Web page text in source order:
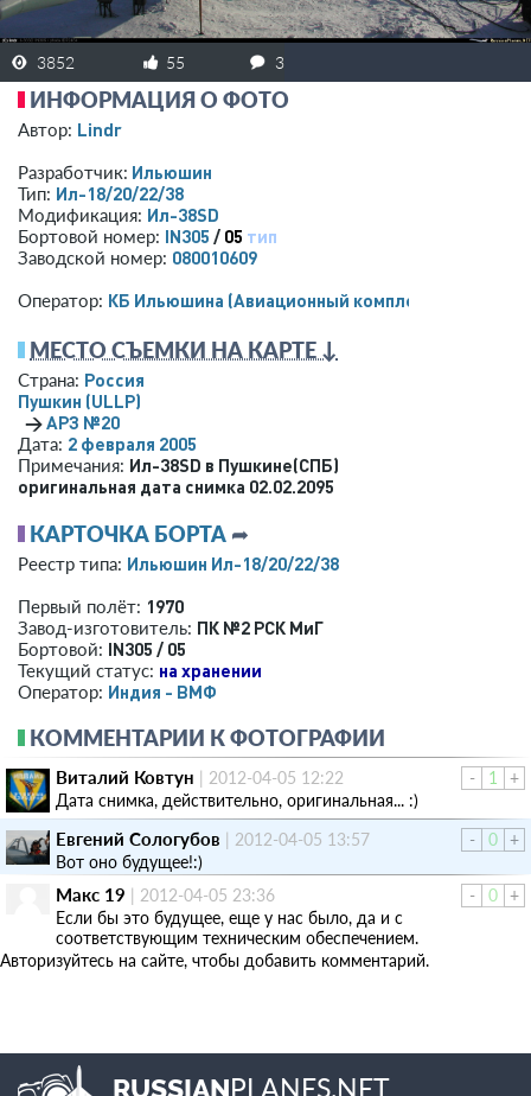
3852 55 3
ИНФОРМАЦИЯ О ФОТО
Автор: Lindr
Разработчик: Ильюшин
Тип: Ил-18/20/22/38
Модификация: Ил-38SD
Бортовой номер: IN305 / 05 тип
Заводской номер: 080010609
Оператор: КБ Ильюшина (Авиационный комплекс)
МЕСТО СЪЕМКИ НА КАРТЕ ↓
Страна: Россия
Пушкин (ULLP)
→АРЗ №20
Дата: 2 февраля 2005
Примечания: Ил-38SD в Пушкине(СПБ)
оригинальная дата снимка 02.02.2095
КАРТОЧКА БОРТА ➦
Реестр типа: Ильюшин Ил-18/20/22/38
Первый полёт: 1970
Завод-изготовитель: ПК №2 РСК МиГ
Бортовой: IN305 / 05
Текущий статус: на хранении
Оператор: Индия - ВМФ
КОММЕНТАРИИ К ФОТОГРАФИИ
- 1 +
Виталий Ковтун | 2012-04-05 12:22
Дата снимка, действительно, оригинальная... :)
-
0 +
Евгений Сологубов | 2012-04-05 13:57
Вот оно будущее!:)
-
0 +
Макс 19 | 2012-04-05 23:36
Если бы это будущее, еще у нас было, да и с
соответствующим техническим обеспечением.
Авторизуйтесь на сайте, чтобы добавить комментарий.
RUSSIANPLANES.NET